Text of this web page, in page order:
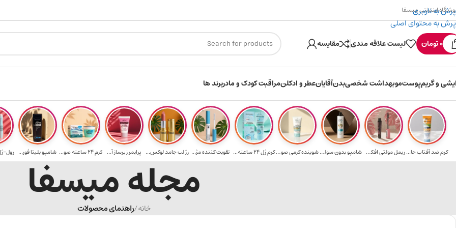
پرش به ناوبری
پرش به محتوای اصلی
هدیه برای خرید های ارسال رایگان برای خرید ۳.۵ میلیون به یالا ۳۰۰ میسکوین (۳۰ هزار تومن) هدیه خرید اول
اینترنتی میسفا
0تومان لیست علاقه مندی مقایسه
و گریمپوستموبهداشت شخصیبدنآقایانعطر و ادکلنمراقبت کودک و مادربرند ها
کرم ضد آفتاب حا... ریمل مولتی افکت... شامپو بدون سولف... شوینده کرمی صور...کرم ژل ۲۴ ساعته... تقویت‌ کننده مژ... رژ لب جامد لوکس... پرایمر زیرساز آ... کرم 24 ساعته صو... شامپو بلیتا فور... رول- مجله میسفا
خانه/راهنمای محصولات